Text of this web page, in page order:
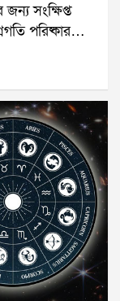
সংক্ষিপ্ত
পরিষ্কার
সময়।👥
(Cancer):
কন্যা
নিশ্চিত।🦂
সতর্ক।🌊
(Pisces):
সমাধানের জন্য